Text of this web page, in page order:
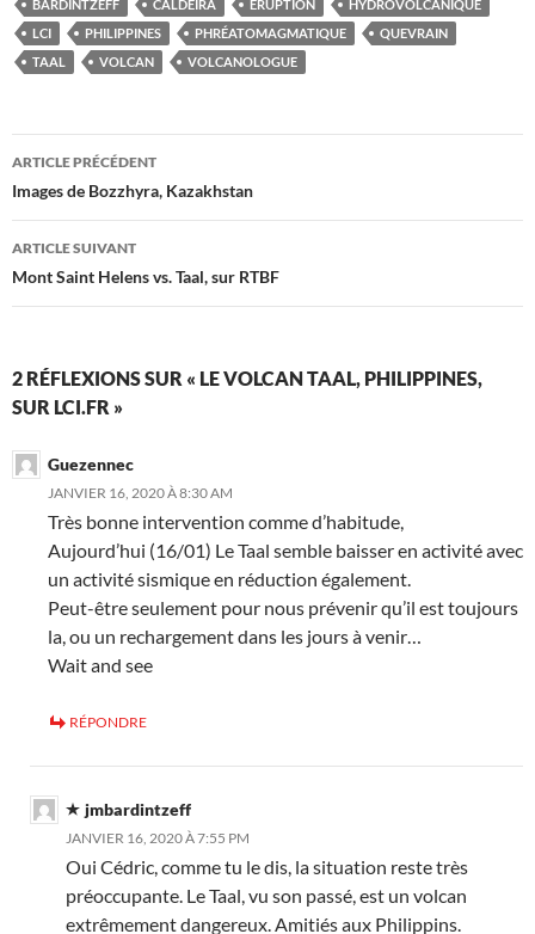
BARDINTZEFF CALDEIRA ÉRUPTION
HYDROVOLCANIQUE
LCI
PHILIPPINES PHRÉATOMAGMATIQUE
QUEVRAIN
TAAL
VOLCAN VOLCANOLOGUE
Navigation
des
articles
ARTICLE PRÉCÉDENT
Images de Bozzhyra, Kazakhstan
ARTICLE SUIVANT
Mont Saint Helens vs. Taal, sur RTBF
2 RÉFLEXIONS SUR « LE VOLCAN TAAL, PHILIPPINES,
SUR LCI.FR »
Guezennec
JANVIER 16, 2020 À 8:30 AM
Très bonne intervention comme d’habitude,
Aujourd’hui (16/01) Le Taal semble baisser en activité avec
un activité sismique en réduction également.
Peut-être seulement pour nous prévenir qu’il est toujours
la, ou un rechargement dans les jours à venir…
Wait and see
RÉPONDRE
jmbardintzeff
JANVIER 16, 2020 À 7:55 PM
Oui Cédric, comme tu le dis, la situation reste très
préoccupante. Le Taal, vu son passé, est un volcan
extrêmement dangereux. Amitiés aux Philippins.